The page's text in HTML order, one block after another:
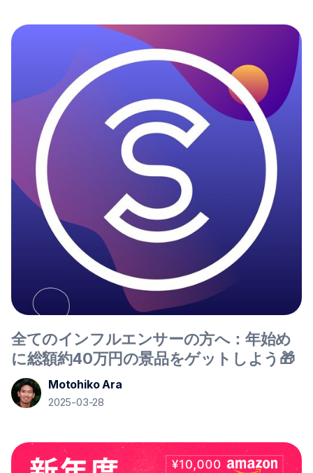
全てのインフルエンサーの方へ：年始め
に総額約40万円の景品をゲットしよう🎁
Motohiko Ara
2025-03-28